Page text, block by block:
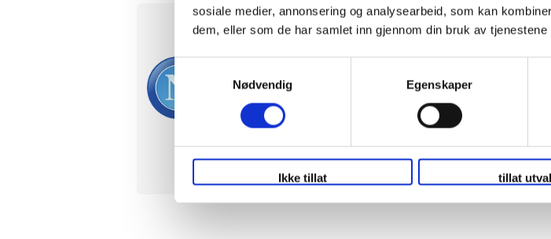
sosiale medier, annonsering og analysearbeid, som kan
dem, eller som de har samlet inn gjennom din bruk av tjenestene
Samtykkevalg
Nødvendig
Egenskaper
Ikke tillat tillat
Serie A
SSC Napoli - Frosinone Calcio
Diego Armando Maradona, Napoli